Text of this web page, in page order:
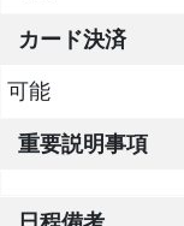
カード決済
可能
重要説明事項